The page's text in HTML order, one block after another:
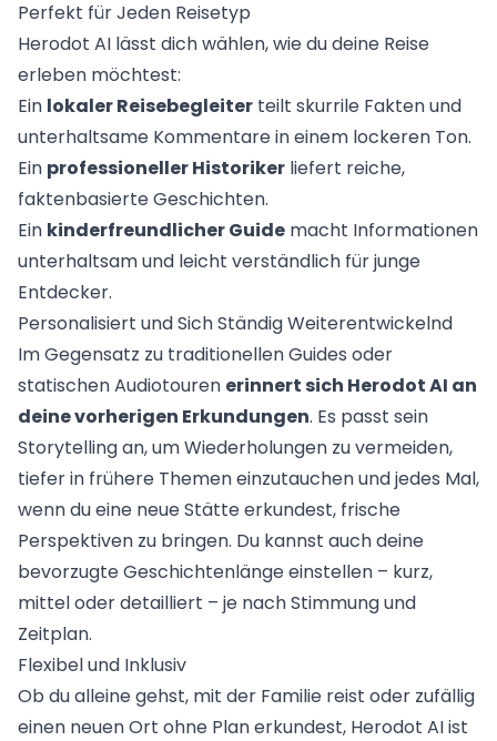
Perfekt für Jeden Reisetyp
Herodot AI lässt dich wählen, wie du deine Reise
erleben möchtest:
Ein lokaler Reisebegleiter teilt skurrile Fakten und
unterhaltsame Kommentare in einem lockeren Ton.
Ein professioneller Historiker liefert reiche,
faktenbasierte Geschichten.
Ein kinderfreundlicher Guide macht Informationen
unterhaltsam und leicht verständlich für junge
Entdecker.
Personalisiert und Sich Ständig Weiterentwickelnd
Im Gegensatz zu traditionellen Guides oder
statischen Audiotouren erinnert sich Herodot AI an
deine vorherigen Erkundungen. Es passt sein
Storytelling an, um Wiederholungen zu vermeiden,
tiefer in frühere Themen einzutauchen und jedes Mal,
wenn du eine neue Stätte erkundest, frische
Perspektiven zu bringen. Du kannst auch deine
bevorzugte Geschichtenlänge einstellen – kurz,
mittel oder detailliert – je nach Stimmung und
Zeitplan.
Flexibel und Inklusiv
Ob du alleine gehst, mit der Familie reist oder zufällig
einen neuen Ort ohne Plan erkundest, Herodot AI ist